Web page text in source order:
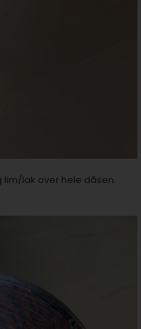
lim/lak over hele dåsen.